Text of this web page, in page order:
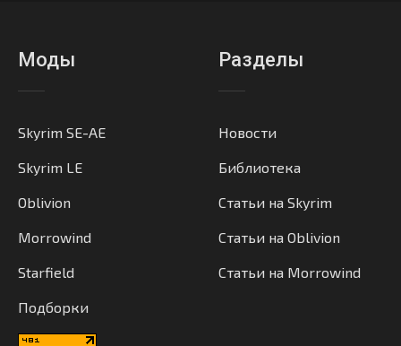
Моды
Skyrim SE-AE
Skyrim LE
Oblivion
Morrowind
Starfield
Подборки
Разделы
Новости
Библиотека
Статьи на Skyrim
Статьи на Oblivion
Статьи на Morrowind